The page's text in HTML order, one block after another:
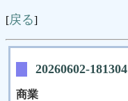
[戻る]
20260602-181304
商業